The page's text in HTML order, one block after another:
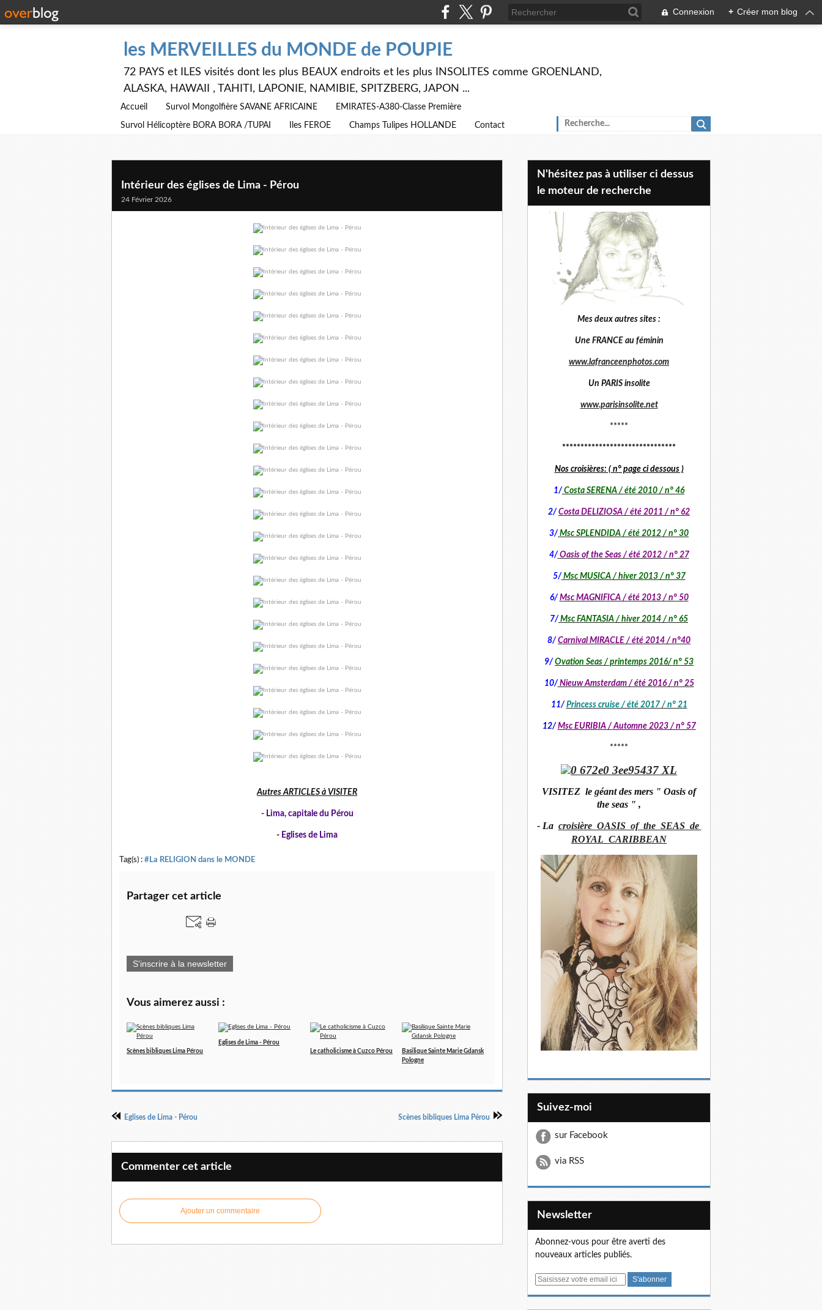
Connexion + Créer mon blog
les MERVEILLES du MONDE de POUPIE
72 PAYS et ILES visités dont les plus BEAUX endroits et les plus INSOLITES comme GROENLAND,
ALASKA, HAWAII , TAHITI, LAPONIE, NAMIBIE, SPITZBERG, JAPON ...
Accueil Survol Mongolfière SAVANE AFRICAINE EMIRATES-A380-Classe Première
Survol Hélicoptère BORA BORA /TUPAI Iles FEROE Champs Tulipes HOLLANDE Contact
Intérieur des églises de Lima - Pérou
24 Février 2026
Autres ARTICLES à VISITER
-Lima, capitale du Pérou
- Eglises de Lima
Tag(s) : #La RELIGION dans le MONDE
Partager cet article
S'inscrire à la newsletter
Vous aimerez aussi :
Scènes bibliques Lima Pérou
Eglises de Lima - Pérou
Le catholicisme à Cuzco Pérou
Basilique Sainte Marie Gdansk
Pologne
Eglises de Lima - Pérou Scènes bibliques Lima Pérou
Commenter cet article
Ajouter un commentaire
N'hésitez pas à utiliser ci dessus
le moteur de recherche
Mes deux autres sites :
Une FRANCE au féminin
www.lafranceenphotos.com
Un PARIS insolite
www.parisinsolite.net
*****
*******************************
Nos croisières: ( n° page ci dessous )
1/ Costa SERENA / été 2010 / n° 46
2/ Costa DELIZIOSA / été 2011 / n° 62
3/ Msc SPLENDIDA / été 2012 / n° 30
4/ Oasis of the Seas / été 2012 / n° 27
5/Msc MUSICA / hiver 2013 / n° 37
6/ Msc MAGNIFICA / été 2013 / n° 50
7/ Msc FANTASIA / hiver 2014 / n° 65
8/ Carnival MIRACLE / été 2014 / n°40
9/ Ovation Seas / printemps 2016/ n° 53
10/Nieuw Amsterdam / été 2016 / n° 25
11/ Princess cruise / été 2017 / n° 21
12/ Msc EURIBIA / Automne 2023 / n° 57
*****
VISITEZ le géant des mers " Oasis of
the seas " ,
- La croisière OASIS of the SEAS de
ROYAL CARIBBEAN
Suivez-moi
sur Facebook
via RSS
Newsletter
Abonnez-vous pour être averti des
nouveaux articles publiés.
E